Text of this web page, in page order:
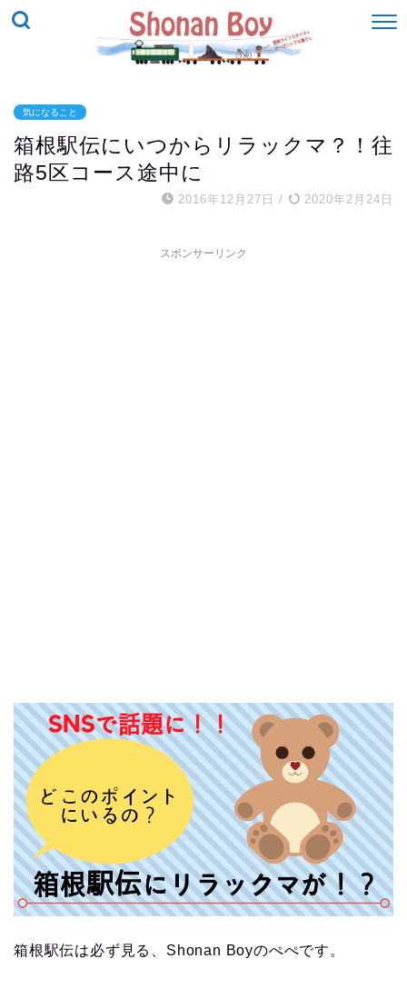
気になること
箱根駅伝にいつからリラックマ？！往
路5区コース途中に
2016年12月27日 / 2020年2月24日
スポンサーリンク
箱根駅伝は必ず見る、Shonan Boyのぺぺです。